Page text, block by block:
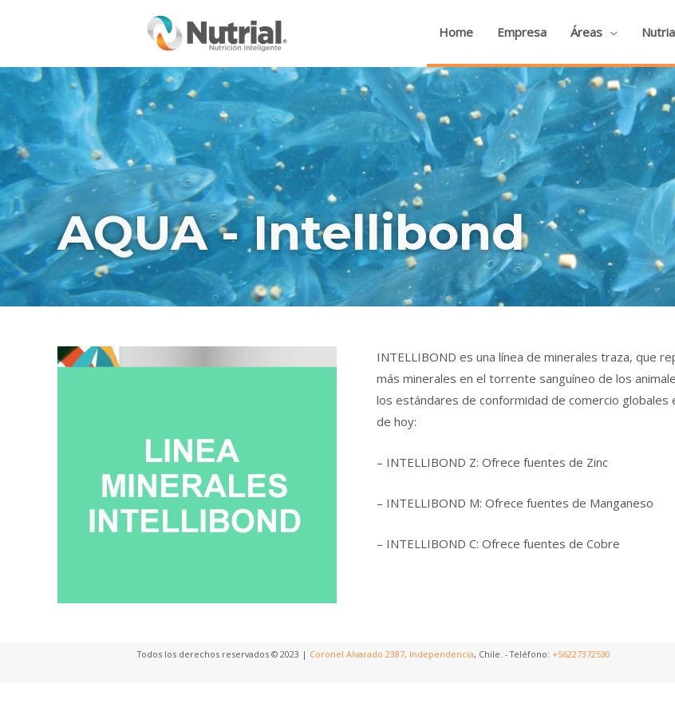
Home Empresa Áreas
AQUA - Intellibond
INTELLIBOND es una línea de minerales traza, que
más minerales en el torrente sanguíneo de los
los estándares de conformidad de comercio
de hoy:
– INTELLIBOND Z: Ofrece fuentes de Zinc
– INTELLIBOND M: Ofrece fuentes de Manganeso
– INTELLIBOND C: Ofrece fuentes de Cobre
Todos los derechos reservados © 2023 | Coronel Alvarado 2387, Independencia, Chile. - Teléfono: +56227372530